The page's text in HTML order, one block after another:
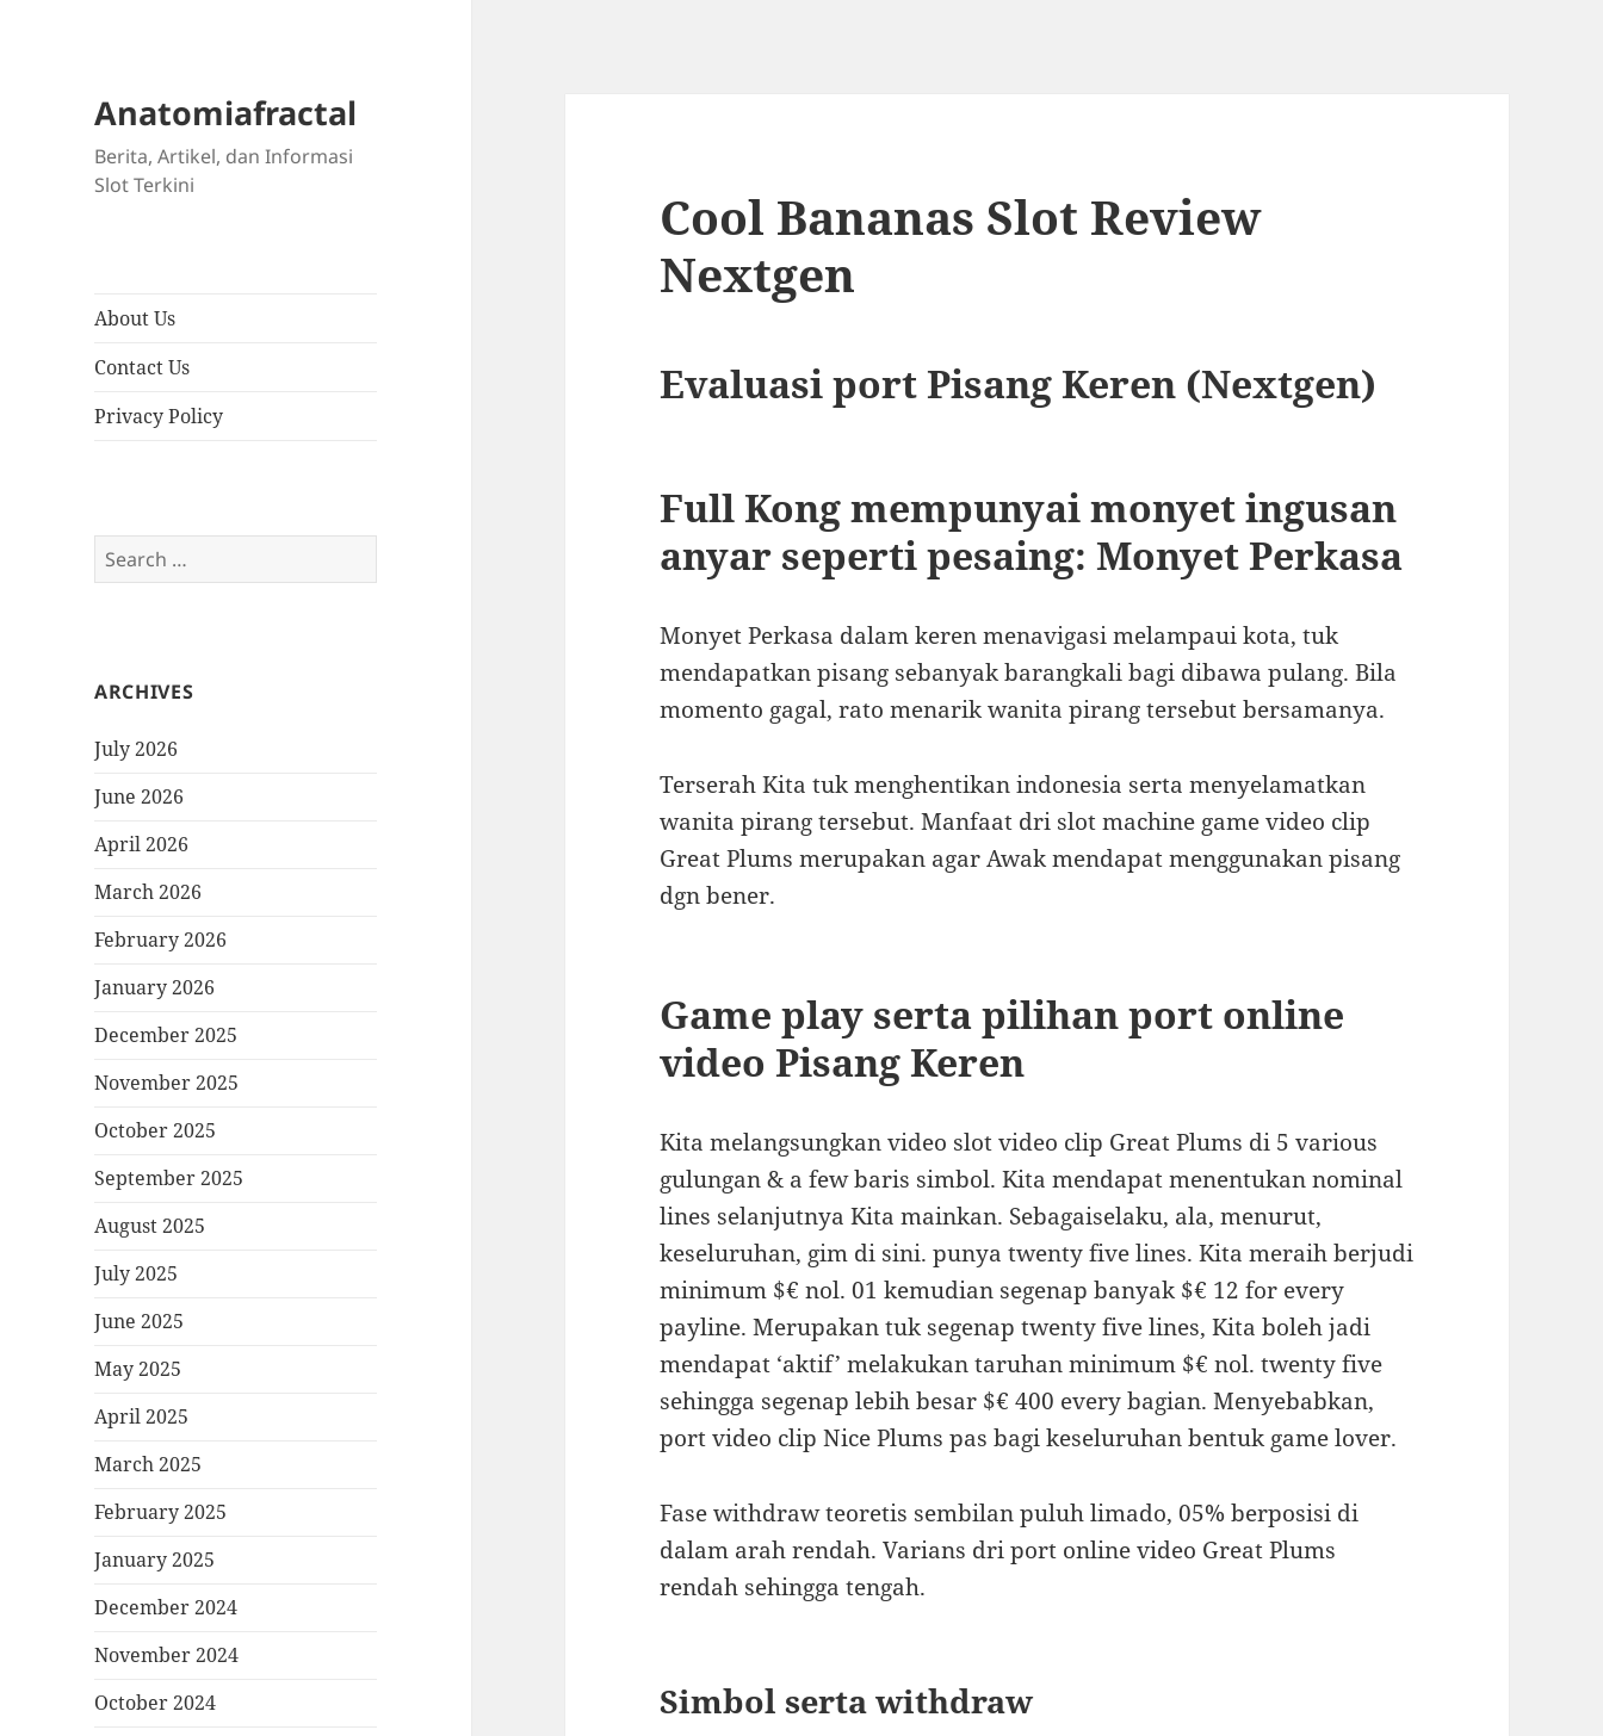
Anatomiafractal
Berita, Artikel, dan Informasi
Slot Terkini
About Us
Contact Us
Privacy Policy
Search
for:
ARCHIVES
July 2026
June 2026
April 2026
March 2026
February 2026
January 2026
December 2025
November 2025
October 2025
September 2025
August 2025
July 2025
June 2025
May 2025
April 2025
March 2025
February 2025
January 2025
December 2024
November 2024
October 2024
Cool Bananas Slot Review
Nextgen
Evaluasi port Pisang Keren (Nextgen)
Full Kong mempunyai monyet ingusan
anyar seperti pesaing: Monyet Perkasa
Monyet Perkasa dalam keren menavigasi melampaui kota, tuk
mendapatkan pisang sebanyak barangkali bagi dibawa pulang. Bila
momento gagal, rato menarik wanita pirang tersebut bersamanya.
Terserah Kita tuk menghentikan indonesia serta menyelamatkan
wanita pirang tersebut. Manfaat dri slot machine game video clip
Great Plums merupakan agar Awak mendapat menggunakan pisang
dgn bener.
Game play serta pilihan port online
video Pisang Keren
Kita melangsungkan video slot video clip Great Plums di 5 various
gulungan & a few baris simbol. Kita mendapat menentukan nominal
lines selanjutnya Kita mainkan. Sebagaiselaku, ala, menurut,
keseluruhan, gim di sini. punya twenty five lines. Kita meraih berjudi
minimum $€ nol. 01 kemudian segenap banyak $€ 12 for every
payline. Merupakan tuk segenap twenty five lines, Kita boleh jadi
mendapat ‘aktif’ melakukan taruhan minimum $€ nol. twenty five
sehingga segenap lebih besar $€ 400 every bagian. Menyebabkan,
port video clip Nice Plums pas bagi keseluruhan bentuk game lover.
Fase withdraw teoretis sembilan puluh limado, 05% berposisi di
dalam arah rendah. Varians dri port online video Great Plums
rendah sehingga tengah.
Simbol serta withdraw